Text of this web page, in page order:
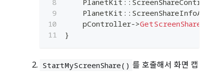
    PlanetKit
:: ScreenShareInfoArray
    pController
->GetScreenShareInfos
}
StartMyScreenShare() 를 호출해서 화면 캡